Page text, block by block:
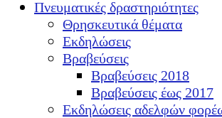
Πνευματικές δραστηριότητες
Θρησκευτικά θέματα
Εκδηλώσεις
Βραβεύσεις
Βραβεύσεις 2018
Βραβεύσεις έως 2017
Εκδηλώσεις αδελφών